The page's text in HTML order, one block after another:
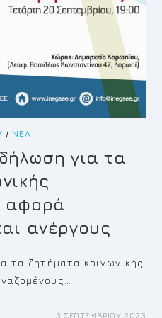
/ ΝΈΑ
για τα
αφορά
ανέργους
τα ζητήματα κοινωνικής
ΣΤΟ 13 ΣΕΠΤΕΜΒΡΊΟΥ 2023